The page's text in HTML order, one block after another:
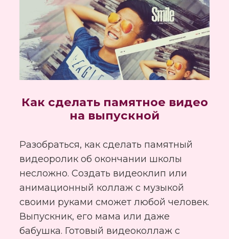
Как сделать памятное видео
на выпускной
Разобраться, как сделать памятный
видеоролик об окончании школы
несложно. Создать видеоклип или
анимационный коллаж с музыкой
своими руками сможет любой человек.
Выпускник, его мама или даже
бабушка. Готовый видеоколлаж с